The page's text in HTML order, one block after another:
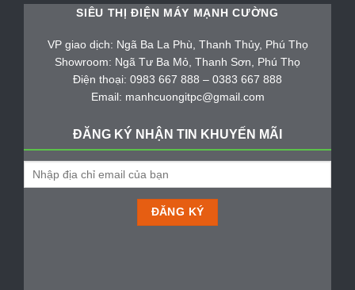
SIÊU THỊ ĐIỆN MÁY MẠNH CƯỜNG
VP giao dịch: Ngã Ba La Phù, Thanh Thủy, Phú Thọ
Showroom: Ngã Tư Ba Mỏ, Thanh Sơn, Phú Thọ
Điện thoại: 0983 667 888 – 0383 667 888
Email: manhcuongitpc@gmail.com
ĐĂNG KÝ NHẬN TIN KHUYẾN MÃI